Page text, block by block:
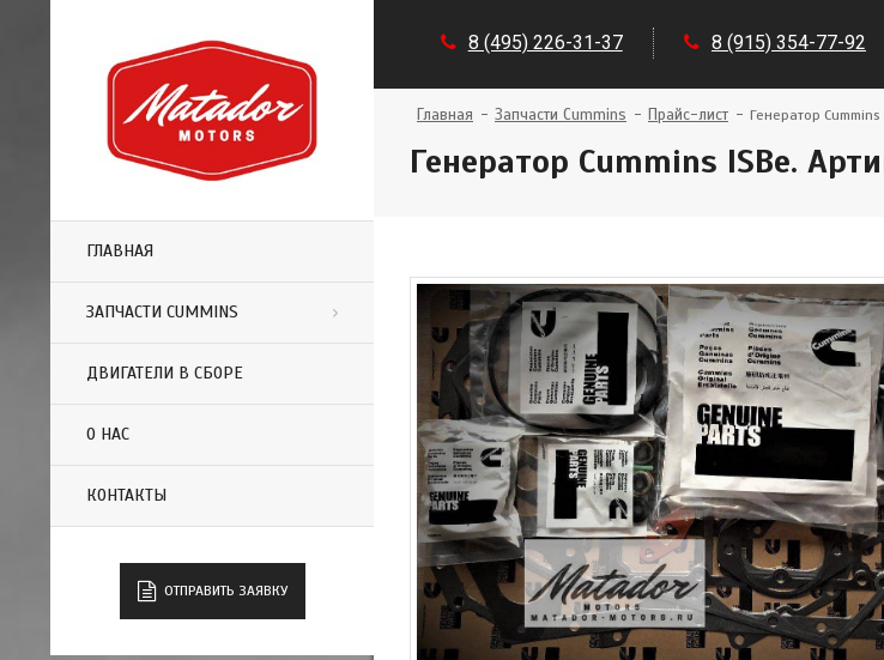
ГЛАВНАЯ
ЗАПЧАСТИ CUMMINS
ДВИГАТЕЛИ В СБОРЕ
О НАС
КОНТАКТЫ
ОТПРАВИТЬ ЗАЯВКУ
8 (495) 226-31-37 8 (915) 354-77-92
Главная Запчасти Cummins Прайс-лист Генератор
Генератор Cummins ISBe.